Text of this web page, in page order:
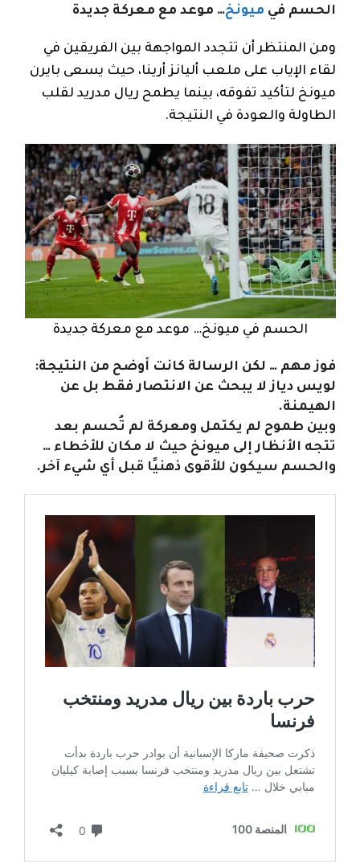
الحسم في ميونخ… موعد مع معركة جديدة
ومن المنتظر أن تتجدد المواجهة بين الفريقين في
لقاء الإياب على ملعب أليانز أرينا، حيث يسعى بايرن
ميونخ لتأكيد تفوقه، بينما يطمح ريال مدريد لقلب
الطاولة والعودة في النتيجة.
الحسم في ميونخ… موعد مع معركة جديدة
فوز مهم … لكن الرسالة كانت أوضح من النتيجة:
لويس دياز لا يبحث عن الانتصار فقط بل عن
الهيمنة.
وبين طموح لم يكتمل ومعركة لم تُحسم بعد
تتجه الأنظار إلى ميونخ حيث لا مكان للأخطاء …
والحسم سيكون للأقوى ذهنيًا قبل أي شيء آخر.